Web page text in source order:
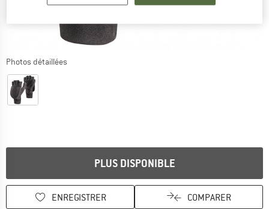
Photos détaillées
PLUS DISPONIBLE
ENREGISTRER COMPARER